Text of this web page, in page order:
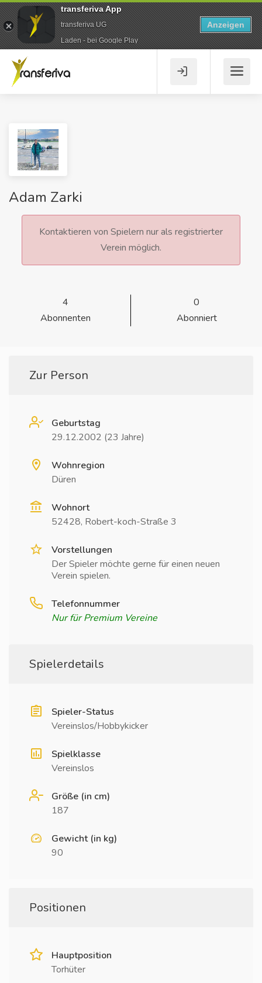
Adam Zarki
Kontaktieren von Spielern nur als registrierter
Verein möglich.
4
Abonnenten
0
Abonniert
Zur Person
Geburtstag
29.12.2002 (23 Jahre)
Wohnregion
Düren
Wohnort
52428, Robert-koch-Straße 3
Vorstellungen
Der Spieler möchte gerne für einen neuen
Verein spielen.
Telefonnummer
Nur für Premium Vereine
Spielerdetails
Spieler-Status
Vereinslos/Hobbykicker
Spielklasse
Vereinslos
Größe (in cm)
187
Gewicht (in kg)
90
Positionen
Hauptposition
Torhüter
transferiva App
transferiva UG
Laden - bei Google Play
Anzeigen